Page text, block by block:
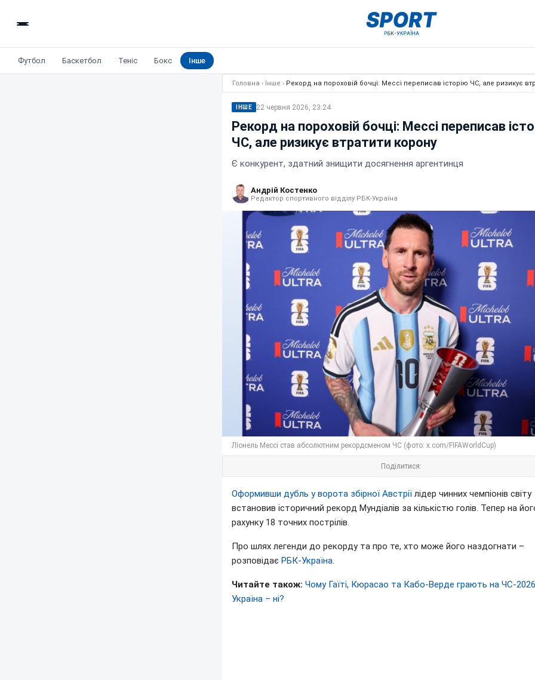
Футбол Баскетбол Теніс Бокс Інше
Головна › Інше › Рекорд на пороховій бочці: Мессі переписав історію ЧС, але ризикує
ІНШЕ 22 червня 2026, 23:24
Рекорд на пороховій бочці: Мессі переписав
ЧС, але ризикує втратити корону
Є конкурент, здатний знищити досягнення аргентинця
Андрій Костенко
Редактор спортивного відділу РБК-Україна
Ліонель Мессі став абсолютним рекордсменом ЧС (фото: x.com/FIFAWorldCup)
Поділитися:
Оформивши дубль у ворота збірної Австрії лідер чинних чемпіонів світу
встановив історичний рекорд Мундіалів за кількістю голів. Тепер на
рахунку 18 точних пострілів.
Про шлях легенди до рекорду та про те, хто може його наздогнати –
розповідає РБК-Україна.
Читайте також: Чому Гаїті, Кюрасао та Кабо-Верде грають на ЧС-
Україна – ні?